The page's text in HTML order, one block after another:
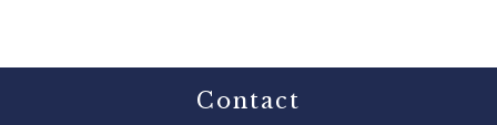
Contact